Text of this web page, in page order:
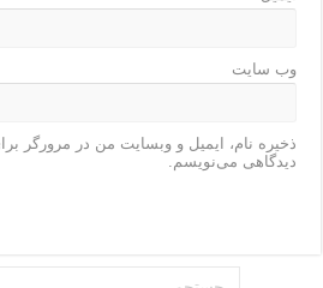
وب‌ سایت
ذخیره نام، ایمیل و وبسایت من در مرورگر
دیدگاهی می‌نویسم.